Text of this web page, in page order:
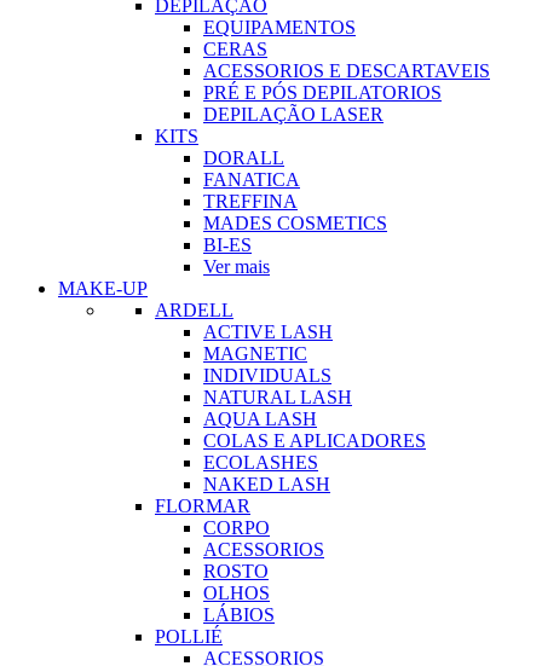
DEPILAÇÃO
EQUIPAMENTOS
CERAS
ACESSORIOS E DESCARTAVEIS
PRÉ E PÓS DEPILATORIOS
DEPILAÇÃO LASER
KITS
DORALL
FANATICA
TREFFINA
MADES COSMETICS
BI-ES
Ver mais
MAKE-UP
ARDELL
ACTIVE LASH
MAGNETIC
INDIVIDUALS
NATURAL LASH
AQUA LASH
COLAS E APLICADORES
ECOLASHES
NAKED LASH
FLORMAR
CORPO
ACESSORIOS
ROSTO
OLHOS
LÁBIOS
POLLIÉ
ACESSORIOS